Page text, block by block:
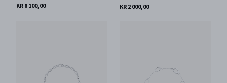
KR 8 100,00
KR 2 000,00